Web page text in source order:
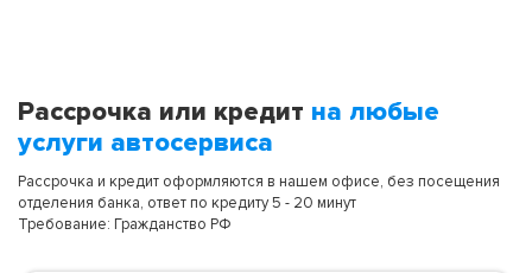
Рассрочка или кредит на любые
услуги автосервиса
Рассрочка и кредит оформляются в нашем офисе, без посещения
отделения банка, ответ по кредиту 5 - 20 минут
Требование: Гражданство РФ